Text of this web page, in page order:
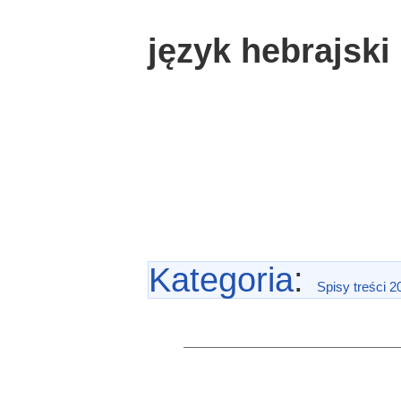
język hebrajski
Kategoria: Spisy treści